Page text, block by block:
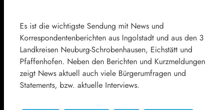
Es ist die wichtigste Sendung mit News und
Korrespondentenberichten aus Ingolstadt und aus den 3
Landkreisen Neuburg-Schrobenhausen, Eichstätt und
Pfaffenhofen. Neben den Berichten und Kurzmeldungen
zeigt News aktuell auch viele Bürgerumfragen und
Statements, bzw. aktuelle Interviews.